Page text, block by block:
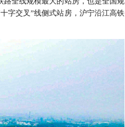
十字交叉”线侧式站房，沪宁沿江高铁